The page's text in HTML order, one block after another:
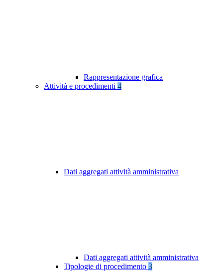
Rappresentazione grafica
Attività e procedimenti 4
Dati aggregati attività amministrativa
Dati aggregati attività amministrativa
Tipologie di procedimento 3